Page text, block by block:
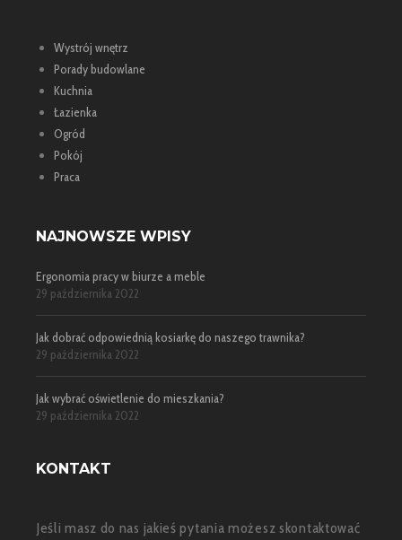
Wystrój wnętrz
Porady budowlane
Kuchnia
Łazienka
Ogród
Pokój
Praca
NAJNOWSZE WPISY
Ergonomia pracy w biurze a meble
29 października 2022
Jak dobrać odpowiednią kosiarkę do naszego trawnika?
29 października 2022
Jak wybrać oświetlenie do mieszkania?
29 października 2022
KONTAKT
Jeśli masz do nas jakieś pytania możesz skontaktować